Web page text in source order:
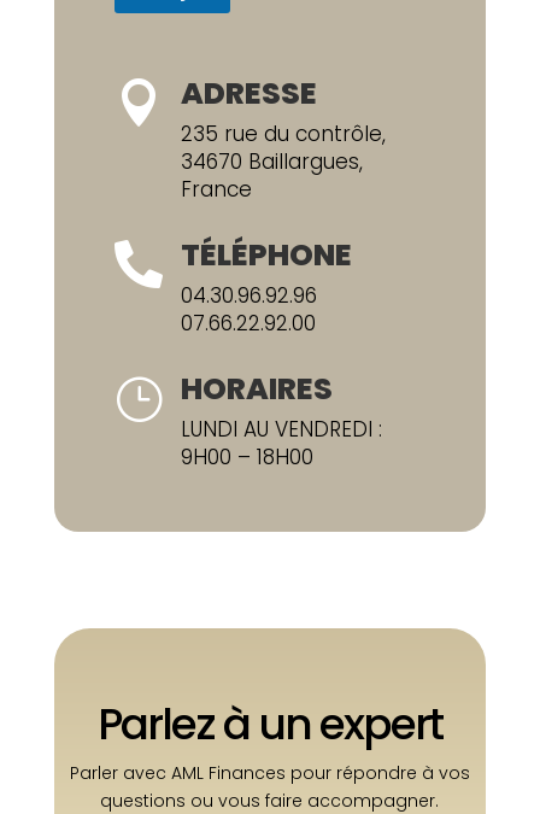
 ADRESSE
235 rue du contrôle,
34670 Baillargues,
France
 TÉLÉPHONE
04.30.96.92.96
07.66.22.92.00
} HORAIRES
LUNDI AU VENDREDI :
9H00 – 18H00
Parlez à un expert
Parler avec AML Finances pour répondre à vos
questions ou vous faire accompagner.